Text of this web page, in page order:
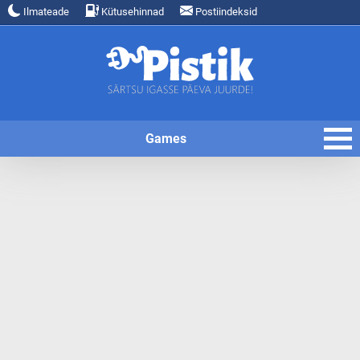
Ilmateade Kütusehinnad Postiindeksid
Games